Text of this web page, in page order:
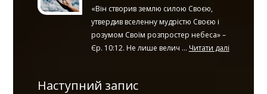
«Він створив землю силою Своєю,
утвердив вселенну мудрістю Своєю і
розумом Своїм розпростер небеса» –
Єр. 10:12. Не лише велич ... Читати далі
Наступний запис